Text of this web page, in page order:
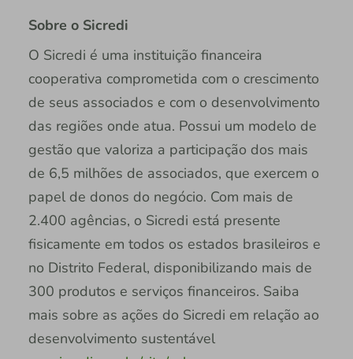
Sobre o Sicredi
O Sicredi é uma instituição financeira
cooperativa comprometida com o crescimento
de seus associados e com o desenvolvimento
das regiões onde atua. Possui um modelo de
gestão que valoriza a participação dos mais
de 6,5 milhões de associados, que exercem o
papel de donos do negócio. Com mais de
2.400 agências, o Sicredi está presente
fisicamente em todos os estados brasileiros e
no Distrito Federal, disponibilizando mais de
300 produtos e serviços financeiros. Saiba
mais sobre as ações do Sicredi em relação ao
desenvolvimento sustentável